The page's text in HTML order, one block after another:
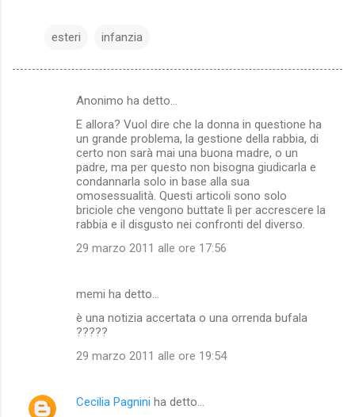
esteri infanzia
Anonimo ha detto…
E allora? Vuol dire che la donna in questione ha
un grande problema, la gestione della rabbia, di
certo non sarà mai una buona madre, o un
padre, ma per questo non bisogna giudicarla e
condannarla solo in base alla sua
omosessualità. Questi articoli sono solo
briciole che vengono buttate lì per accrescere la
rabbia e il disgusto nei confronti del diverso.
29 marzo 2011 alle ore 17:56
memi ha detto…
è una notizia accertata o una orrenda bufala
?????
29 marzo 2011 alle ore 19:54
Cecilia Pagnini ha detto…